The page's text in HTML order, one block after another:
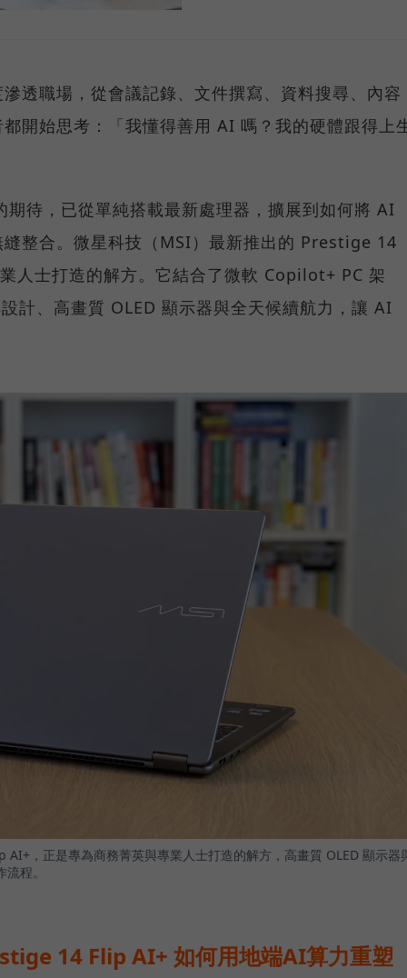
透職場，從會議記錄、文件撰寫、資料搜尋、內容
開始思考：「我懂得善用 AI 嗎？我的硬體跟得上
待，已從單純搭載最新處理器，擴展到如何將 AI
整合。微星科技（MSI）最新推出的 Prestige 14
人士打造的解方。它結合了微軟 Copilot+ PC 架
計、高畫質 OLED 顯示器與全天候續航力，讓 AI
，正是專為商務菁英與專業人士打造的解方，高畫質 OLED 顯示器
程。
14 Flip AI+ 如何用地端AI算力重塑